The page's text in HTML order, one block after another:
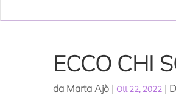
ECCO CHI
da Marta Ajò | Ott 22, 2022 |